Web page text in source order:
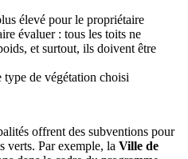
élevé pour le propriétaire
évaluer : tous les toits ne
et surtout, ils doivent être
de végétation choisi
offrent des subventions pour
verts. Par exemple, la Ville de